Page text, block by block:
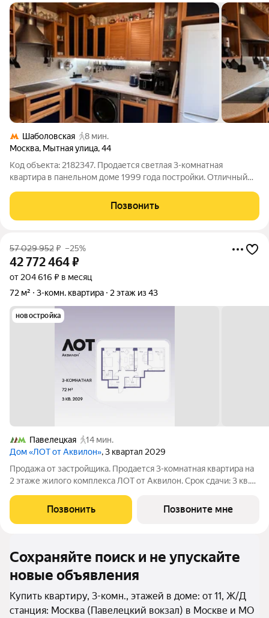
Шаболовская
8 мин.
Москва, Мытная улица,44
Код объекта: 2182347. Продается светлая 3-комнатная
квартира в панельном доме 1999 года постройки. Отличный
Шаболовская в 5 минутах пешком. Ключевые преимущества:
Лучшая локация: ул. Мытная, 44.
Позвонить
57 029 952₽ –25%
42 772 464₽
от 204 616 ₽ в месяц
72 м²
3-комн. квартира 2 этаж из 43
новостройка
Павелецкая
14 мин.
Дом «ЛОТ от Аквилон», 3 квартал 2029
Продажа от застройщика. Продается 3-комнатная квартира на
2 этаже жилого комплекса ЛОТ от Аквилон. Срок сдачи: 3 кв.
концепции Responsive Environment. Его пространство не
статично, оно
Позвонить Позвоните мне
Сохраняйте поиск и не упускайте
новые объявления
Купить квартиру, 3-комн., этажей в доме: от 11, Ж/Д
станция: Москва (Павелецкий вокзал) в Москве и МО